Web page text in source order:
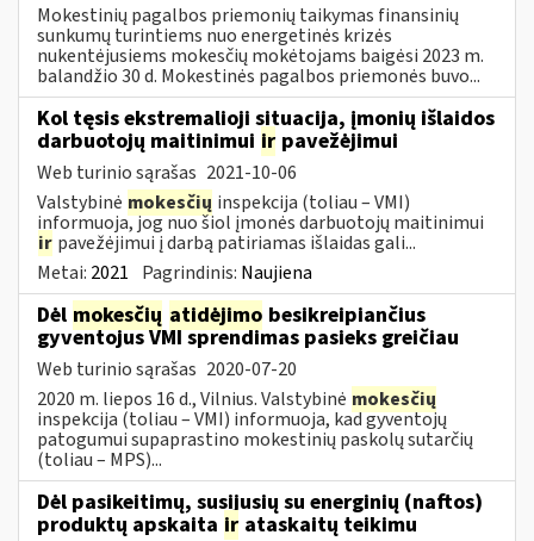
Mokestinių pagalbos priemonių taikymas finansinių
sunkumų turintiems nuo energetinės krizės
nukentėjusiems mokesčių mokėtojams baigėsi 2023 m.
balandžio 30 d. Mokestinės pagalbos priemonės buvo...
Kol tęsis ekstremalioji situacija, įmonių išlaidos
darbuotojų maitinimui ir pavežėjimui
Web turinio sąrašas 2021-10-06
Valstybinė mokesčių inspekcija (toliau – VMI)
informuoja, jog nuo šiol įmonės darbuotojų maitinimui
ir pavežėjimui į darbą patiriamas išlaidas gali...
Metai: 2021 Pagrindinis: Naujiena
Dėl mokesčių atidėjimo besikreipiančius
gyventojus VMI sprendimas pasieks greičiau
Web turinio sąrašas 2020-07-20
2020 m. liepos 16 d., Vilnius. Valstybinė mokesčių
inspekcija (toliau – VMI) informuoja, kad gyventojų
patogumui supaprastino mokestinių paskolų sutarčių
(toliau – MPS)...
Dėl pasikeitimų, susijusių su energinių (naftos)
produktų apskaita ir ataskaitų teikimu